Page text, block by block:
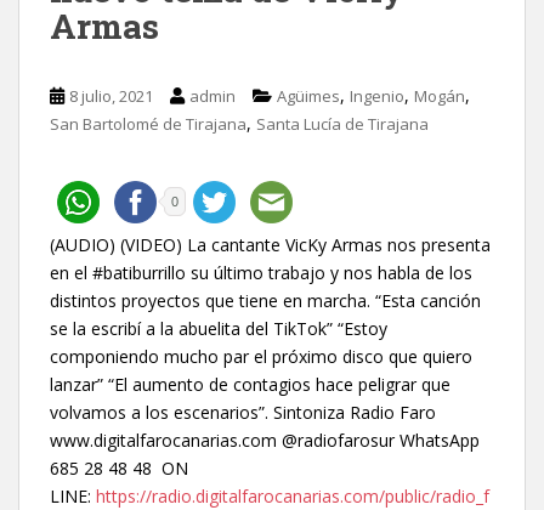
Armas
8 julio, 2021 admin Agüimes, Ingenio, Mogán,
San Bartolomé de Tirajana, Santa Lucía de Tirajana
0
(AUDIO) (VIDEO) La cantante VicKy Armas nos presenta
en el #batiburrillo su último trabajo y nos habla de los
distintos proyectos que tiene en marcha. “Esta canción
se la escribí a la abuelita del TikTok” “Estoy
componiendo mucho par el próximo disco que quiero
lanzar” “El aumento de contagios hace peligrar que
volvamos a los escenarios”. Sintoniza Radio Faro
www.digitalfarocanarias.com @radiofarosur WhatsApp
685 28 48 48 ON
LINE: https://radio.digitalfarocanarias.com/public/radio_f